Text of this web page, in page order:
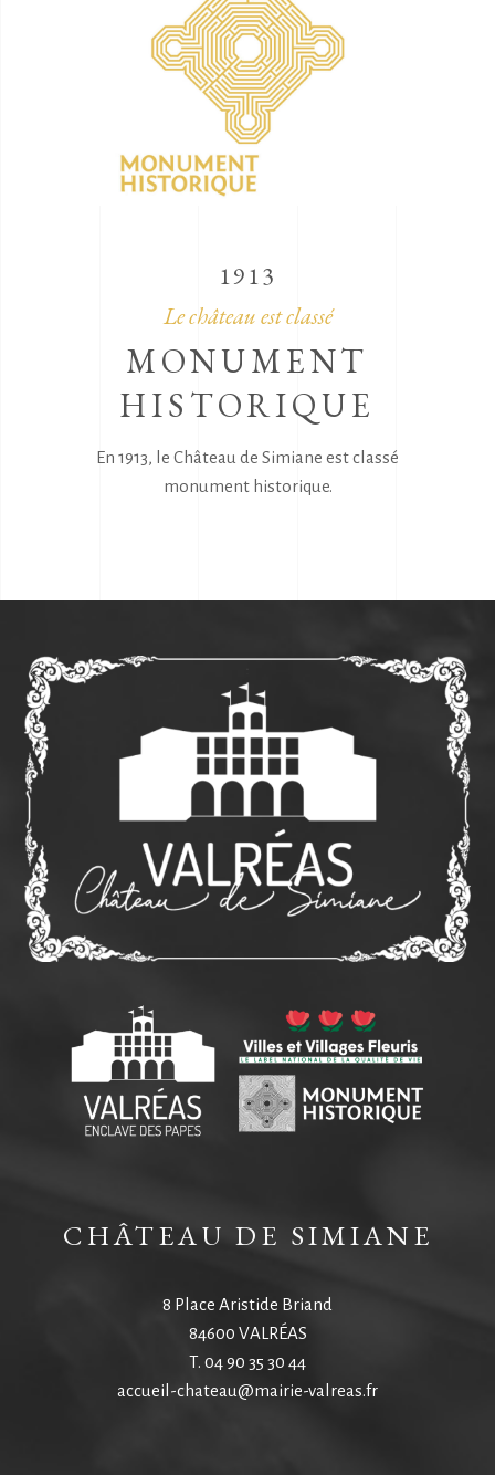
1913
Le château est classé
MONUMENT
HISTORIQUE
En 1913, le Château de Simiane est classé
monument historique.
CHÂTEAU DE SIMIANE
8 Place Aristide Briand
84600 VALRÉAS
T. 04 90 35 30 44
accueil-chateau@mairie-valreas.fr